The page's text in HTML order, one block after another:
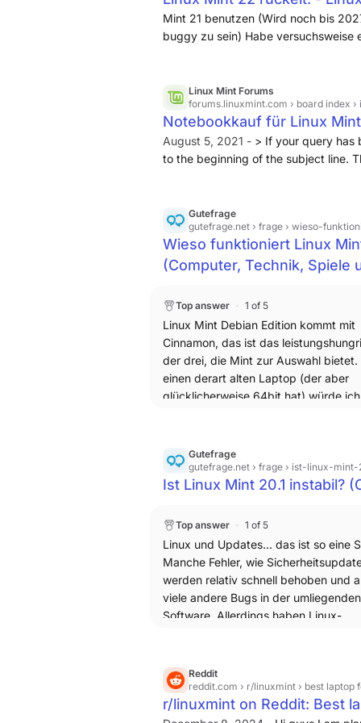
Mint 21 benutzen (Wird noch bis
buggy zu sein) Habe versuchsweise
einwandfrei. Muss ich befürchten
auf das englischsprachige Forum
Linux Mint Forums
forums.linuxmint.com › board index
Notebookkauf für Linux
August 5, 2021 - > If your query has
to the beginning of the subject line.
Gutefrage
gutefrage.net › frage › wieso-
Wieso funktioniert Linux
(Computer, Technik, Spiele
Top answer 1 of 5
Linux Mint Debian Edition kommt mit
Cinnamon, das ist das
der drei, die Mint zur Auswahl bietet.
einen derart alten Laptop (der aber
glücklicherweise 64bit hat) würde
läuft, versuch dich mal an antiX
Gutefrage
gutefrage.net › frage › ist-linux-
Ist Linux Mint 20.1 instabil?
Top answer 1 of 5
Linux und Updates... das ist so eine
Manche Fehler, wie
werden relativ schnell behoben und
viele andere Bugs in der umliegenden
Software. Allerdings haben Linux-
Manjaro, Gentoo - diese musst du
zwingend immer wieder updaten,
Inkompatibilitäten entstehen können
Reddit
reddit.com › r/linuxmint › best laptop
r/linuxmint on Reddit: Best